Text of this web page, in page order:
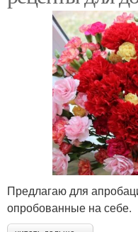
Предлагаю для
опробованные на себе.